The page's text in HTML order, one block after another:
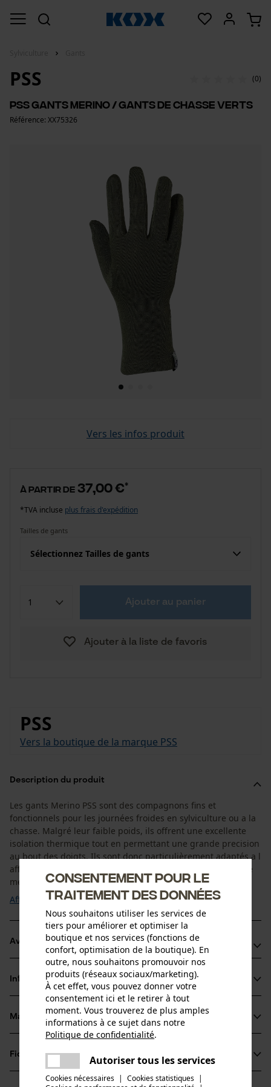
PSS (0)
PSS gants Merino / gants de chasse verts
Référence: XX75326
Vers les infos produit
à partir de 37,00 €*
*TVA incluse plus frais d'expédition
Tailles de gants
Sélectionnez Tailles de gants
Ajouter au panier
Ajouter à la liste de favoris
PSS
Vers la boutique de la marque PSS
Description du produit
Les gants Merino PSS sont des compagnons fins et
fonctionnels pour les journées froides en sylviculture ou a la
chasse. Malgré leur faible poids, ils offrent une excellente
isolation thermique tout en permettant une grande precision
au bout des doigts. Ils sont donc particulièrement adaptés a l
affut ou aux activités nécessitant de la finesse. Les fibres de
merinos de haute qualité ...
Afficher plus
Avantages du produit
Forte teneur en laine merinos pour une isolation thermique
naturelle
Conception fine avec excellente sensibilité au bout des
doigts
Régulation de l humidité pour garder les mains sèches
Informations sur le produit
Détails du produit
Type dactivité
Randonnée, Chasser
Matériau & entretien
Fiches techniques
Fiche de données de sécurité du produit (PDF)
Consentement pour le
traitement des données
Nous souhaitons utiliser les services de
tiers pour améliorer et optimiser la
boutique et nos services (fonctions de
confort, optimisation de la boutique). En
outre, nous souhaitons promouvoir nos
produits (réseaux sociaux/marketing).
À cet effet, vous pouvez donner votre
consentement ici et le retirer à tout
moment. Vous trouverez de plus amples
informations à ce sujet dans notre
Politique de confidentialité.
Autoriser tous les services
Cookies nécessaires | Cookies statistiques |
Une erreur s'est produite. Veuillez
essayer encore.
partager
partager